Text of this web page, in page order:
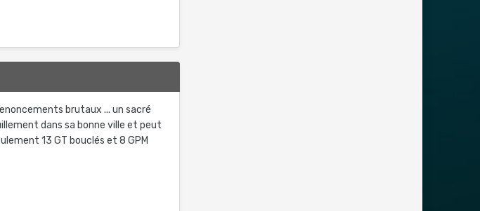
brutaux ... un sacré
dans sa bonne ville et peut
13 GT bouclés et 8 GPM